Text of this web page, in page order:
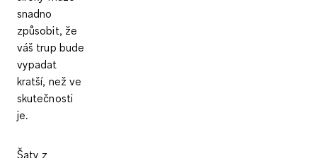
snadno
způsobit, že
váš trup bude
vypadat
kratší, než ve
skutečnosti
je.
Šaty z